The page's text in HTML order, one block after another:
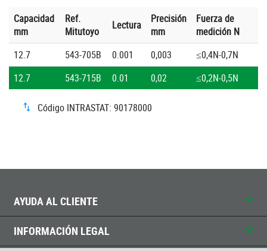
Capacidad
mm
Ref.
Mitutoyo
Lectura
Precisión
mm
Fuerza de
medición N
12.7
543-705B 0.001 0,003
≤0,4N-0,7N
12.7
543-715B 0.01 0,02 ≤0,2N-0,5N
Código INTRASTAT: 90178000
AYUDA AL CLIENTE
INFORMACIÓN LEGAL